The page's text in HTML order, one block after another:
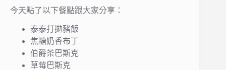
今天點了以下餐點跟大家分享：
泰泰打拋豬飯
焦糖奶香布丁
伯爵茶巴斯克
草莓巴斯克